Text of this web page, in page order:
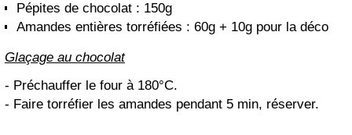
Pépites de chocolat : 150g
Amandes entières torréfiées : 60g + 10g pour la déco
Glaçage au chocolat
- Préchauffer le four à 180°C.
- Faire torréfier les amandes pendant 5 min, réserver.